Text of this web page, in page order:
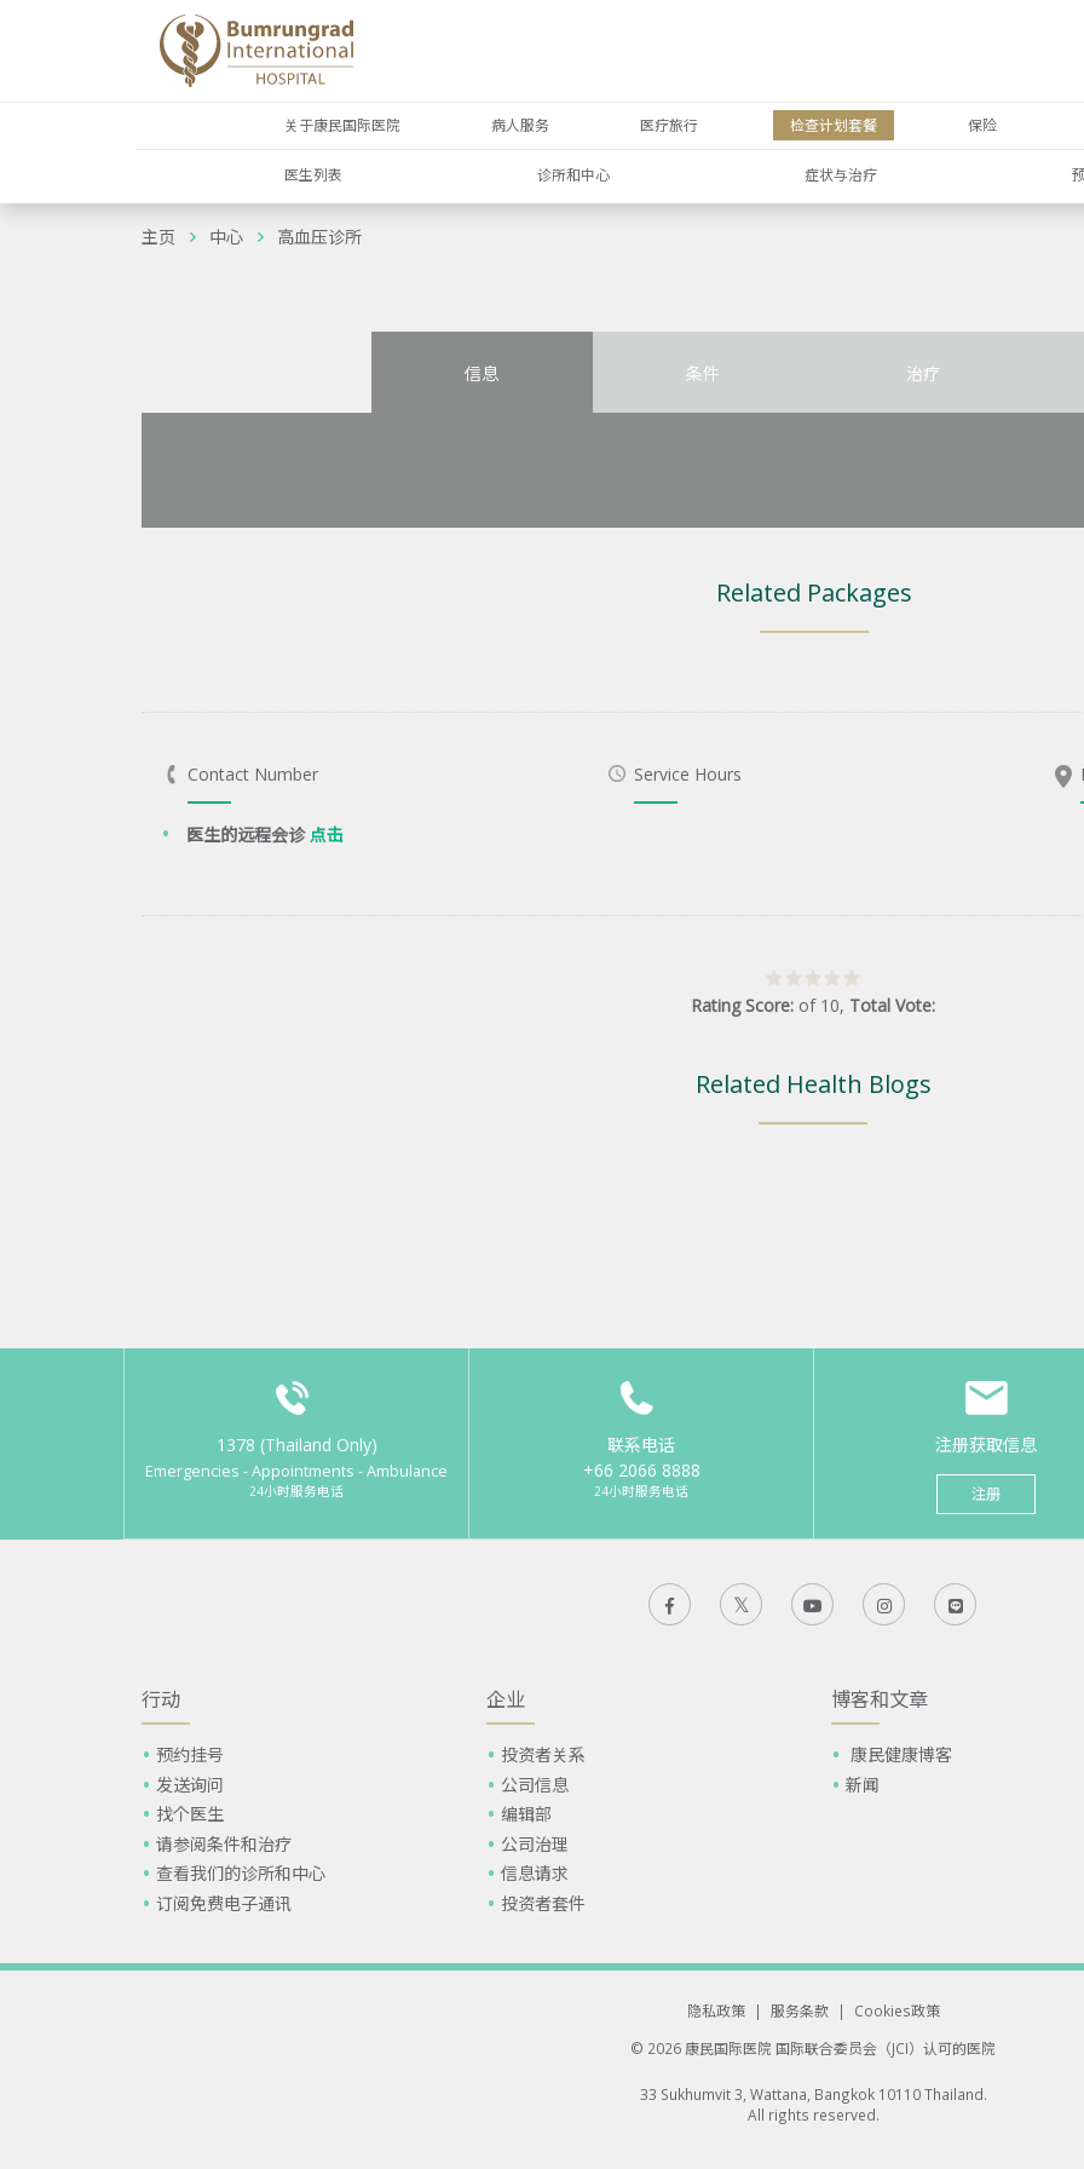
关于康民国际医院 病人服务 医疗旅行 检查计划套餐 保险
医生列表 诊所和中心 症状与治疗
主页 中心 高血压诊所
信息 条件 治疗
Related Packages
Contact Number
医生的远程会诊点击
Service Hours
Rating Score: of 10, Total Vote:
Related Health Blogs
1378 (Thailand Only)
Emergencies - Appointments - Ambulance
24小时服务电话
联系电话
+66 2066 8888
24小时服务电话
注册获取信息
注册
行动
预约挂号
发送询问
找个医生
请参阅条件和治疗
查看我们的诊所和中心
订阅免费电子通讯
企业
投资者关系
公司信息
编辑部
公司治理
信息请求
投资者套件
博客和文章
康民健康博客
新闻
隐私政策 | 服务条款 |
Cookies政策
© 2026 康民国际医院 国际联合委员会（JCI）认可的医院
33 Sukhumvit 3, Wattana, Bangkok 10110 Thailand.
All rights reserved.